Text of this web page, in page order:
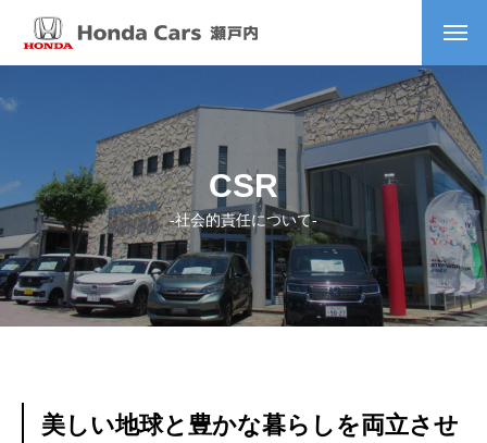
CSR
-社会的責任について-
美しい地球と豊かな暮らしを両立させ